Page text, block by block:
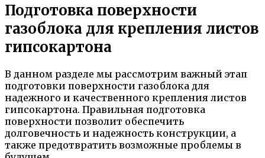
Подготовка поверхности
газоблока для крепления листов
гипсокартона
В данном разделе мы рассмотрим важный этап
подготовки поверхности газоблока для
надежного и качественного крепления листов
гипсокартона. Правильная подготовка
поверхности позволит обеспечить
долговечность и надежность конструкции, а
также предотвратить возможные проблемы в